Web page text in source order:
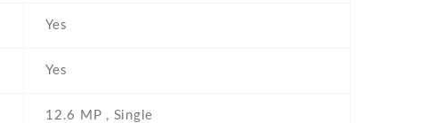
Yes
Yes
12.6 MP , Single